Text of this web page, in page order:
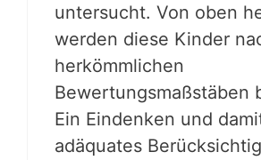
untersucht. Von oben
werden diese Kinder
herkömmlichen
Bewertungsmaßstäben
Ein Eindenken und
adäquates